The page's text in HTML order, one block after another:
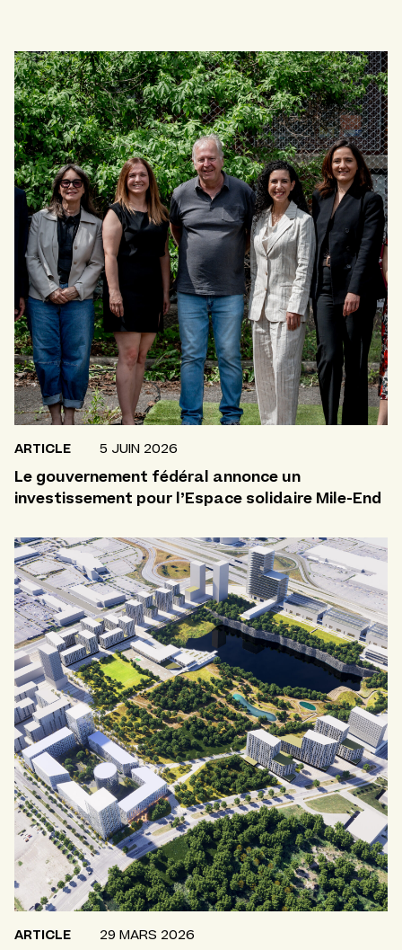
ARTICLE 5 JUIN 2026
Le gouvernement fédéral annonce un
investissement pour l’Espace solidaire Mile-End
ARTICLE 29 MARS 2026